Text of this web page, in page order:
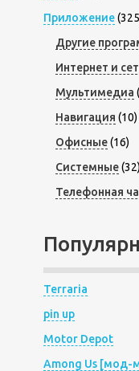
Приложение
Другие
Интернет и
Мультимедиа
Навигация (10)
Офисные(16)
Системные(32)
Телефонная
Terraria
pin up
Motor Depot
Among Us [мод-